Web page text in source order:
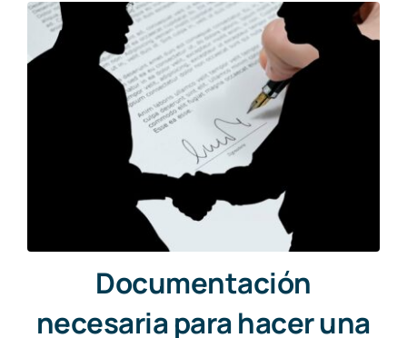
Documentación
necesaria para hacer una